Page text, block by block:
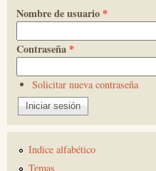
Nombre de usuario *
Contraseña *
Solicitar nueva contraseña
Indice alfabético
Temas